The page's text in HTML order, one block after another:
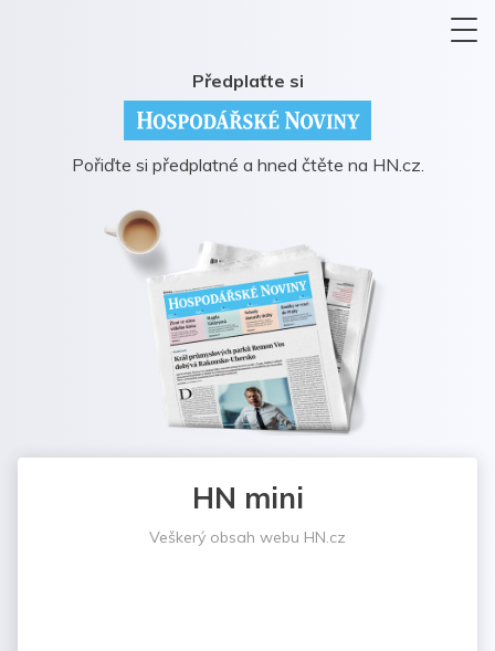
Předplaťte si
Pořiďte si předplatné a hned čtěte na HN.cz.
HN mini
Veškerý obsah webu HN.cz